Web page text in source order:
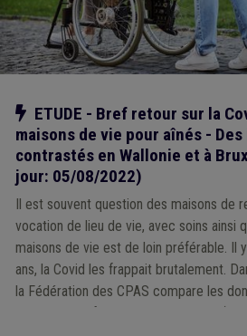
Notre action
ETUDE - Bref retour sur la
maisons de vie pour aînés -
contrastés en Wallonie et à
jour: 05/08/2022)
Il est souvent question des maisons de
vocation de lieu de vie, avec soins ainsi
maisons de vie est de loin préférable. Il y a déjà plus de deux
ans, la Covid les frappait brutalement.
la Fédération des CPAS compare les
période de référence avant la Covid (1-